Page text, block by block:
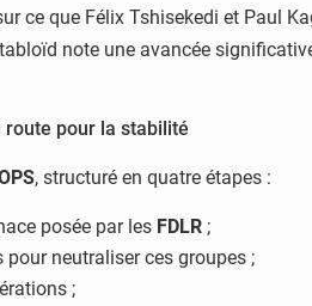
ce que Félix Tshisekedi et Paul
note une avancée
route pour la stabilité
, structuré en quatre étapes :
posée par les FDLR ;
neutraliser ces groupes ;
;